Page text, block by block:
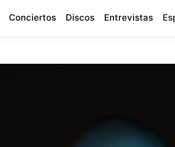
Conciertos Discos Entrevistas